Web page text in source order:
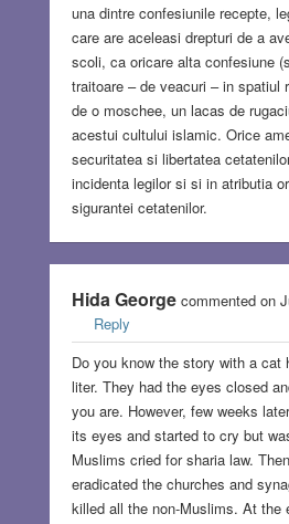
una dintre confesiunile recepte,
care are aceleasi drepturi de a
scoli, ca oricare alta confesiune
traitoare – de veacuri – in spatiul
de o moschee, un lacas de
acestui cultului islamic. Orice
securitatea si libertatea
incidenta legilor si si in atributia
sigurantei cetatenilor.
Hida Georgecommented on
Reply
Do you know the story with a cat
liter. They had the eyes closed
you are. However, few weeks
its eyes and started to cry but
Muslims cried for sharia law.
eradicated the churches and
killed all the non-Muslims. At the